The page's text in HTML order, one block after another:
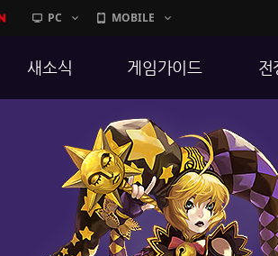
PC MOBILE
새소식
업데이트
이벤트
히스토리
PC방으로간다
게임가이드
게임 특징
서버가이드
신병훈련소
세부가이드
통합보급센터
전
공